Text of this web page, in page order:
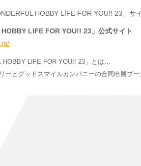
HOBBY LIFE FOR YOU!! 23」サ
HOBBY LIFE FOR YOU!! 23」公式サイト
LIFE FOR YOU!! 23」とは…
ーとグッドスマイルカンパニーの合同出展ブ